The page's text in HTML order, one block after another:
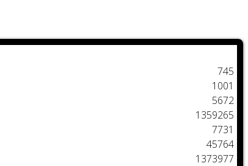
745
1001
5672
1359265
7731
45764
1373977